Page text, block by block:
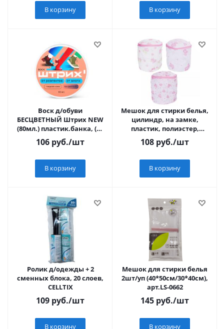
В корзину В корзину
Воск д/обуви
БЕСЦВЕТНЫЙ Штрих NEW
(80мл.) пластик.банка, (от
мороза,влаги,реагентов)
57928003
106 руб./шт
В корзину
Мешок для стирки белья,
цилиндр, на замке,
пластик, полиэстер,
d15х16h см, 4 дизайна
VETTA
108 руб./шт
В корзину
Ролик д/одежды + 2
сменных блока, 20 слоев,
CELLTIX
109 руб./шт
В корзину
Мешок для стирки белья
2шт/уп (40*50см/30*40см),
арт.LS-0662
145 руб./шт
В корзину